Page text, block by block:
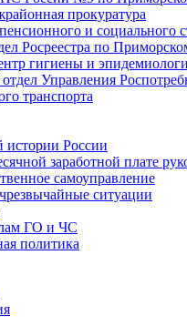
прокуратура
и
Росреестра по
гигиены и
Управления
транспорта
России
заработной плате
самоуправление
ситуации
ГО и ЧС
политика